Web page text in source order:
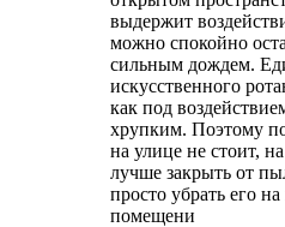
выдержит
можно спокойно
сильным дождем.
искусственного
как под
хрупким. Поэтому
на улице не стоит,
лучше закрыть от
просто убрать его
помещени